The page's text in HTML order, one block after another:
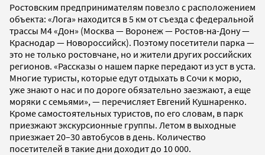
Ростовским предпринимателям повезло с расположением
объекта: «Лога» находится в 5 км от съезда с федеральной
трассы М4 «Дон» (Москва — Воронеж — Ростов-на-Дону —
Краснодар — Новороссийск). Поэтому посетители парка —
это не только ростовчане, но и жители других российских
регионов. «Рассказы о нашем парке передают из уст в уста.
Многие туристы, которые едут отдыхать в Сочи к морю,
уже знают о нас и по дороге обязательно заезжают, а еще
моряки с семьями», — перечисляет Евгений Кушнаренко.
Кроме самостоятельных туристов, по его словам, в парк
приезжают экскурсионные группы. Летом в выходные
приезжает 20–30 автобусов в день. Количество
посетителей в такие дни доходит до 10 000.